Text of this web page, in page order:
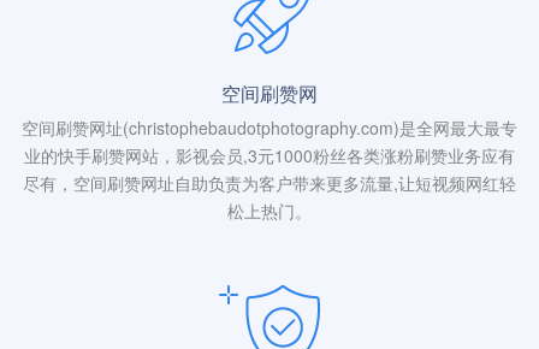
空间刷赞网
空间刷赞网址(christophebaudotphotography.com)是全网最大最专
业的快手刷赞网站，影视会员,3元1000粉丝各类涨粉刷赞业务应有
尽有，空间刷赞网址自助负责为客户带来更多流量,让短视频网红轻
松上热门。